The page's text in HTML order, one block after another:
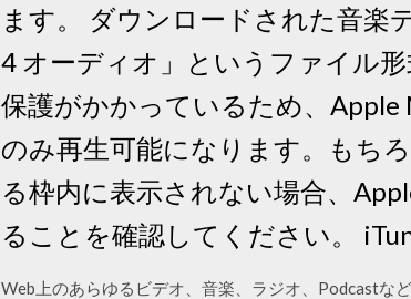
ます。 ダウンロードされた音楽
4 オーディオ」というファイル
保護がかかっているため、Apple
のみ再生可能になります。もち
る枠内に表示されない場合、
ることを確認してください。
Web上のあらゆるビデオ、音楽、ラジオ、Podcastな